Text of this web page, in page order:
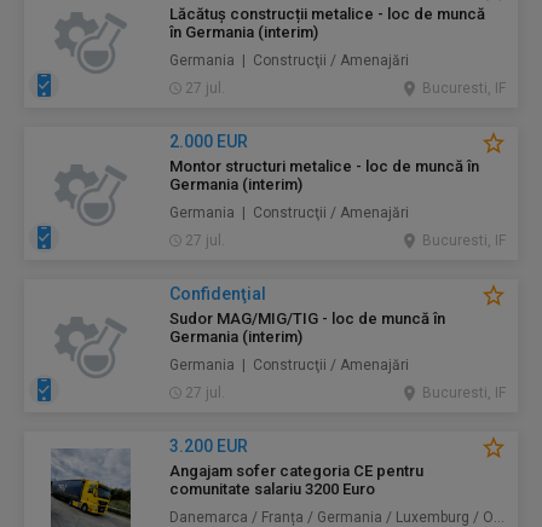
Lăcătuș construcții metalice - loc de muncă
în Germania (interim)
Germania | Construcţii / Amenajări
27 jul.
Bucuresti, IF
2.000 EUR
Montor structuri metalice - loc de muncă în
Germania (interim)
Germania | Construcţii / Amenajări
27 jul.
Bucuresti, IF
Confidenţial
Sudor MAG/MIG/TIG - loc de muncă în
Germania (interim)
Germania | Construcţii / Amenajări
27 jul.
Bucuresti, IF
3.200 EUR
Angajam sofer categoria CE pentru
comunitate salariu 3200 Euro
Danemarca / Franța / Germania / Luxemburg / Olanda | Transport